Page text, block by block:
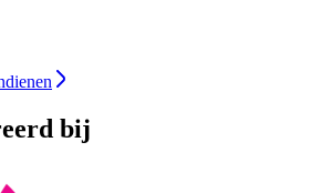
bij